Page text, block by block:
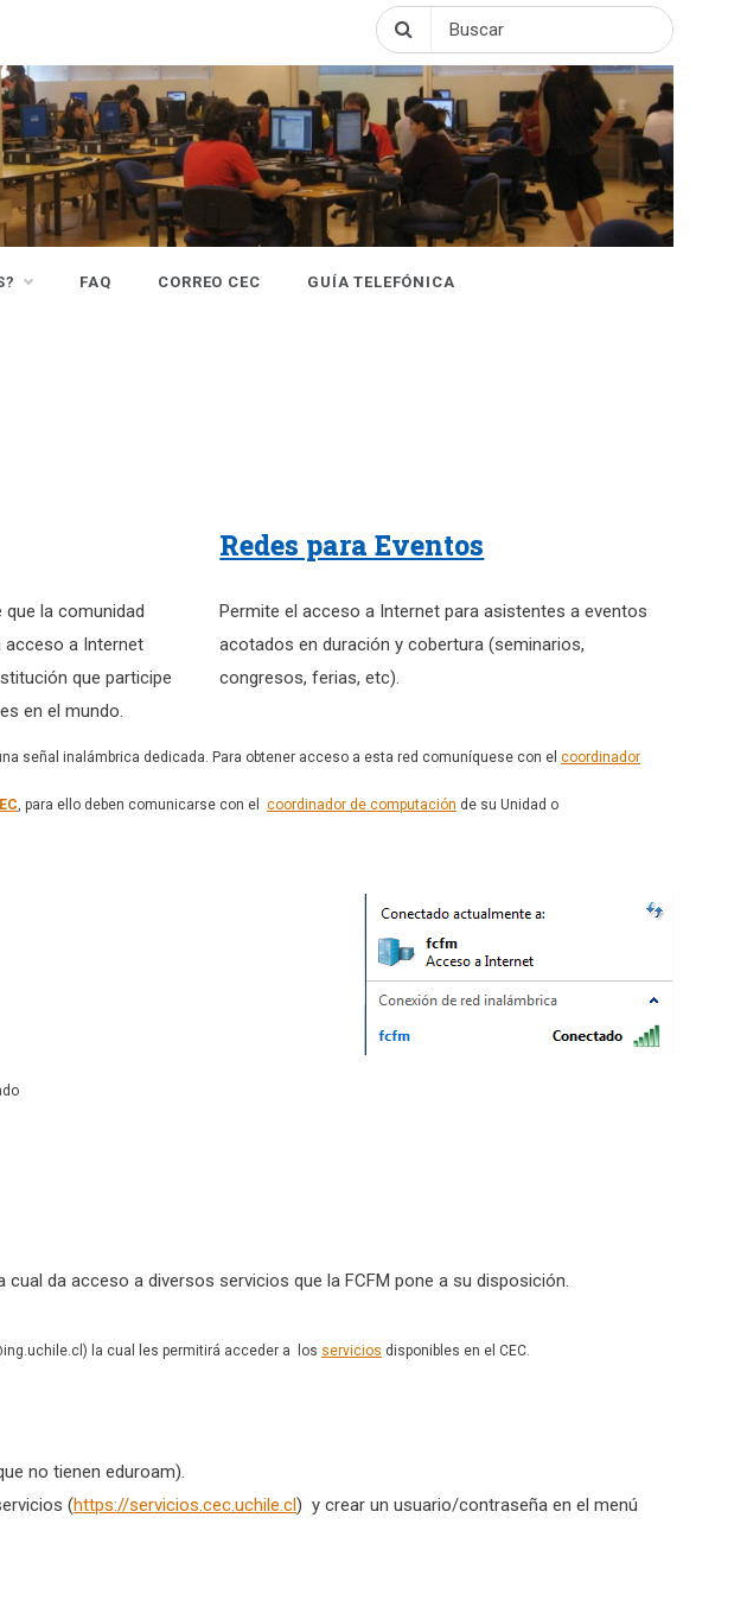
FAQ CORREO CEC GUÍA TELEFÓNICA
la comunidad
acceso a Internet
que participe
en el mundo.
Redes para Eventos
Permite el acceso a Internet para asistentes a eventos
acotados en duración y cobertura (seminarios,
congresos, ferias, etc).
señal inalámbrica dedicada. Para obtener acceso a esta red comuníquese con el coordinador
, para ello deben comunicarse con el coordinador de computación de su Unidad o
cual da acceso a diversos servicios que la FCFM pone a su disposición.
la cual les permitirá acceder a los servicios disponibles en el CEC.
no tienen eduroam).
(https://servicios.cec.uchile.cl) y crear un usuario/contraseña en el menú